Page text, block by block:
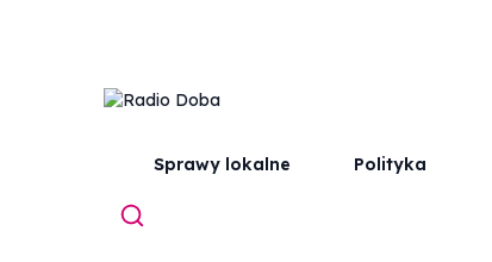
Sprawy lokalne Polityka